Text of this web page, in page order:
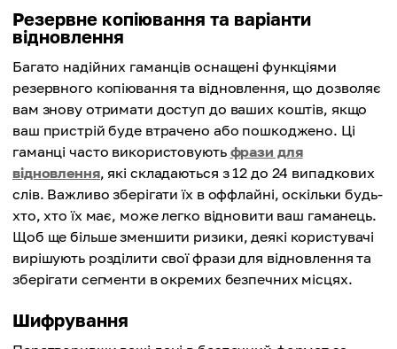
Резервне копіювання та варіанти
відновлення
Багато надійних гаманців оснащені функціями
резервного копіювання та відновлення, що дозволяє
вам знову отримати доступ до ваших коштів, якщо
ваш пристрій буде втрачено або пошкоджено. Ці
гаманці часто використовують фрази для
відновлення, які складаються з 12 до 24 випадкових
слів. Важливо зберігати їх в оффлайні, оскільки будь-
хто, хто їх має, може легко відновити ваш гаманець.
Щоб ще більше зменшити ризики, деякі користувачі
вирішують розділити свої фрази для відновлення та
зберігати сегменти в окремих безпечних місцях.
Шифрування